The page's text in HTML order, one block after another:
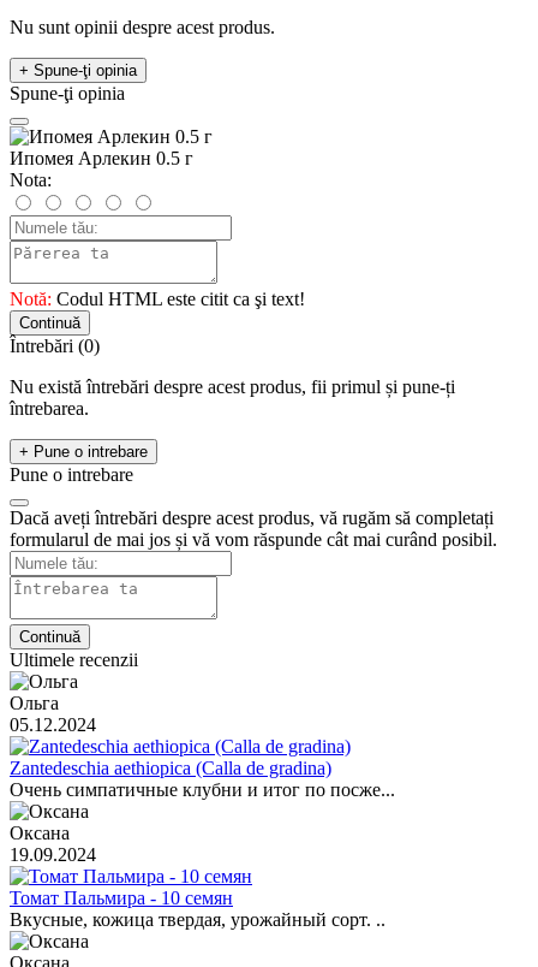
Nu sunt opinii despre acest produs.
+ Spune-ţi opinia
Spune-ţi opinia
Ипомея Арлекин 0.5 г
Nota:
Notă: Codul HTML este citit ca şi text!
Continuă
Întrebări (0)
Nu există întrebări despre acest produs, fii primul și pune-ți
întrebarea.
+ Pune o intrebare
Pune o intrebare
Dacă aveți întrebări despre acest produs, vă rugăm să completați
formularul de mai jos și vă vom răspunde cât mai curând posibil.
Continuă
Ultimele recenzii
Ольга
05.12.2024
Zantedeschia aethiopica (Calla de gradina)
Очень симпатичные клубни и итог по посже...
Оксана
19.09.2024
Томат Пальмира - 10 семян
Вкусные, кожица твердая, урожайный сорт. ..
Оксана